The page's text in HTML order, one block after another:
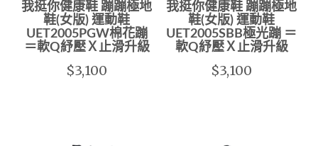
我挺你健康鞋 蹦蹦極地
鞋(女版) 運動鞋
UET2005PGW棉花蹦
＝軟Q紓壓Ｘ止滑升級
$3,100
我挺你健康鞋 蹦蹦極地
鞋(女版) 運動鞋
UET2005SBB極光蹦 ＝
軟Q紓壓Ｘ止滑升級
$3,100